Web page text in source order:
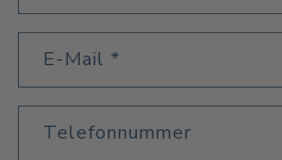
n
a
E-Mail *
Telefonnummer